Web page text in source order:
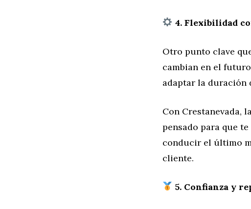
4. Flexibilidad
Otro punto clave
cambian en el
adaptar la duración
Con Crestanevada,
pensado para que
conducir el último
cliente.
5. Confianza y